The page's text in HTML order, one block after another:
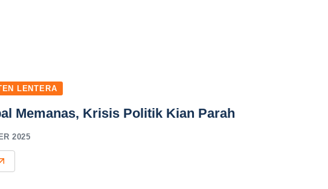
LENTERA
Memanas, Krisis Politik Kian Parah
2025